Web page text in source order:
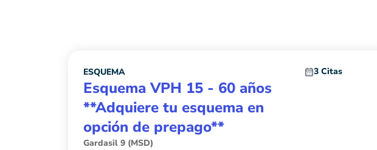
ESQUEMA
Esquema VPH 15 - 60 años
**Adquiere tu esquema en
opción de prepago**
Gardasil 9 (MSD)
3 Citas